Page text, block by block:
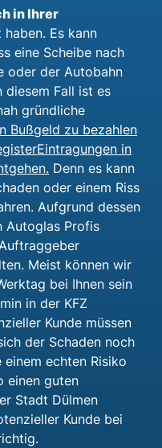
in Ihrer
Es kann
eine Scheibe nach
oder der Autobahn
diesem Fall ist es
gründliche
Bußgeld zu bezahlen
in
Denn es kann
oder einem Riss
Aufgrund dessen
Autoglas Profis
Meist können wir
bei Ihnen sein
in der KFZ
Kunde müssen
der Schaden noch
echten Risiko
einen guten
Stadt Dülmen
Kunde bei